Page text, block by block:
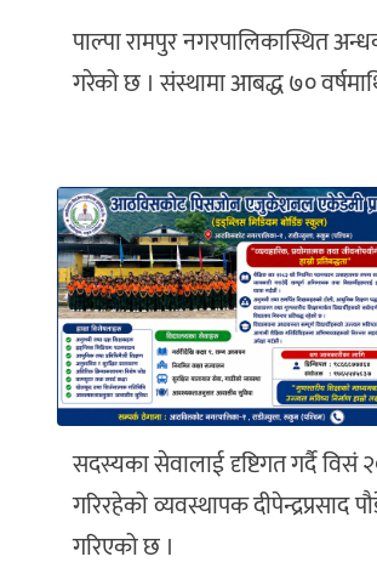
पाल्पा रामपुर नगरपालिकास्थित
गरेको छ । संस्थामा आबद्ध ७०
सदस्यका सेवालाई दृष्टिगत गर्दै
गरिरहेको व्यवस्थापक
गरिएको छ ।